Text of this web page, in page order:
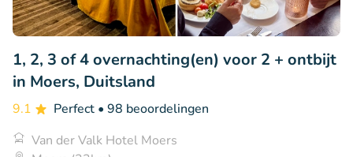
1, 2, 3 of 4 overnachting(en) voor 2 + ontbijt
in Moers, Duitsland
9.1 Perfect • 98 beoordelingen
Van der Valk Hotel Moers